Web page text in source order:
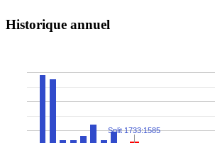
Historique annuel
Split 1733:1585